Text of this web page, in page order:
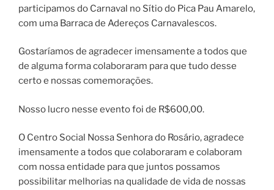
participamos do Carnaval no Sítio do Pica Pau Amarelo,
com uma Barraca de Adereços Carnavalescos.
Gostaríamos de agradecer imensamente a todos que
de alguma forma colaboraram para que tudo desse
certo e nossas comemorações.
Nosso lucro nesse evento foi de R$600,00.
O Centro Social Nossa Senhora do Rosário, agradece
imensamente a todos que colaboraram e colaboram
com nossa entidade para que juntos possamos
possibilitar melhorias na qualidade de vida de nossas